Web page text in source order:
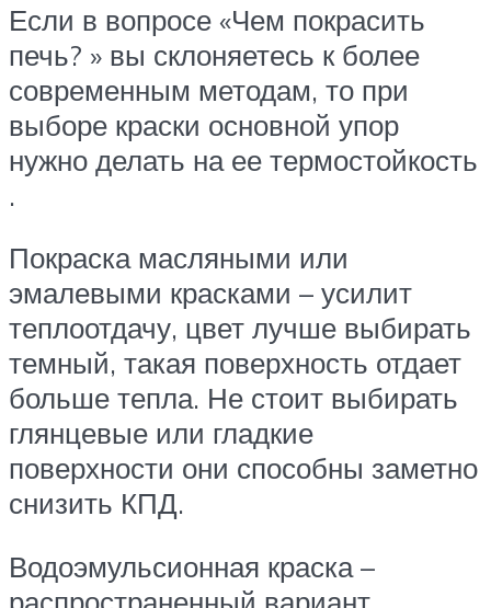
Если в вопросе «Чем покрасить
печь? » вы склоняетесь к более
современным методам, то при
выборе краски основной упор
нужно делать на ее термостойкость
.
Покраска масляными или
эмалевыми красками – усилит
теплоотдачу, цвет лучше выбирать
темный, такая поверхность отдает
больше тепла. Не стоит выбирать
глянцевые или гладкие
поверхности они способны заметно
снизить КПД.
Водоэмульсионная краска –